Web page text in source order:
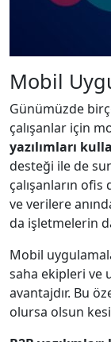
Mobil
Günümüzde
çalışanlar için
yazılımları
desteği ile de
çalışanların
ve verilere
da işletmelerin
Mobil
saha ekipleri ve
avantajdır. Bu
olursa olsun